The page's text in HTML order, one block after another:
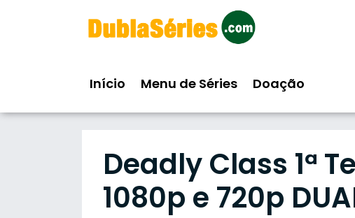
Início Menu de Séries Doação
Deadly Class 1ª
1080p e 720p